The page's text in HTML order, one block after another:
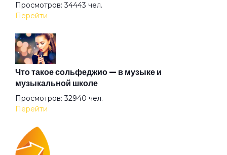
Фото Панк
Х
Что-то Хорошее
Я Любовь
Просмотров: 34443 чел.
Перейти
Что такое сольфеджио — в музыке и
музыкальной школе
Просмотров: 32940 чел.
Перейти